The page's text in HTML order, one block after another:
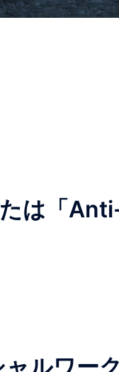
は「